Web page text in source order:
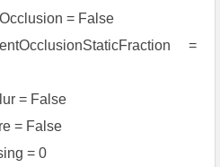
= False
=
= False
= False
= 0